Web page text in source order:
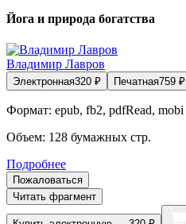
Йога и природа богатства
Владимир Лавров
Электронная320 ₽ Печатная759 ₽
Формат: epub, fb2, pdfRead, mobi
Объем: 128 бумажных стр.
Подробнее
Пожаловаться
Читать фрагмент